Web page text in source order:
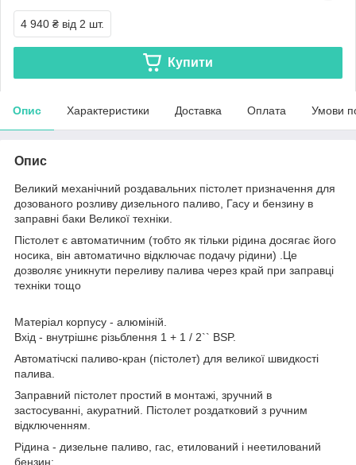
4 940 ₴ від 2 шт.
Купити
Опис Характеристики Доставка Оплата Умови
Опис
Великий механічний роздавальних пістолет призначення для
дозованого розливу дизельного паливо, Гасу и бензину в
заправні баки Великої техніки.
Пістолет є автоматичним (тобто як тільки рідина досягає його
носика, він автоматично відключає подачу рідини) .Це
дозволяє уникнути переливу палива через край при заправці
техніки тощо
Матеріал корпусу - алюміній.
Вхід - внутрішнє різьблення 1 + 1 / 2`` BSP.
Автоматічскі паливо-кран (пістолет) для великої швидкості
палива.
Заправний пістолет простий в монтажі, зручний в
застосуванні, акуратний. Пістолет роздатковий з ручним
відключенням.
Рідина - дизельне паливо, гас, етилований і неетилований
бензин;